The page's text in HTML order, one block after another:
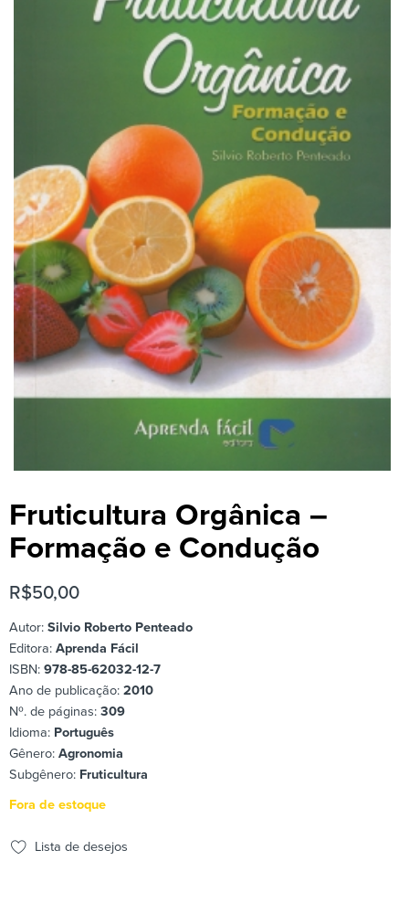
Fruticultura Orgânica –
Formação e Condução
R$50,00
Autor: Silvio Roberto Penteado
Editora: Aprenda Fácil
ISBN: 978-85-62032-12-7
Ano de publicação: 2010
Nº. de páginas: 309
Idioma: Português
Gênero: Agronomia
Subgênero: Fruticultura
Fora de estoque
Lista de desejos